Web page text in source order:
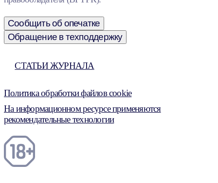
Сообщить об опечатке
Обращение в техподдержку
СТАТЬИ ЖУРНАЛА
Политика обработки файлов cookie
На информационном ресурсе применяются
рекомендательные технологии